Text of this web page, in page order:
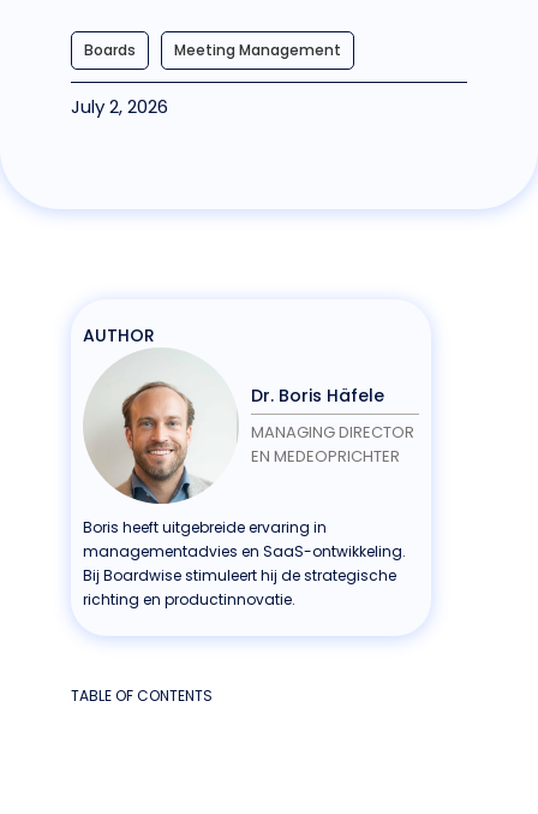
Boards Meeting Management
July 2, 2026
AUTHOR
Dr. Boris Häfele
MANAGING DIRECTOR
EN MEDEOPRICHTER
Boris heeft uitgebreide ervaring in
managementadvies en SaaS-ontwikkeling.
Bij Boardwise stimuleert hij de strategische
richting en productinnovatie.
TABLE OF CONTENTS